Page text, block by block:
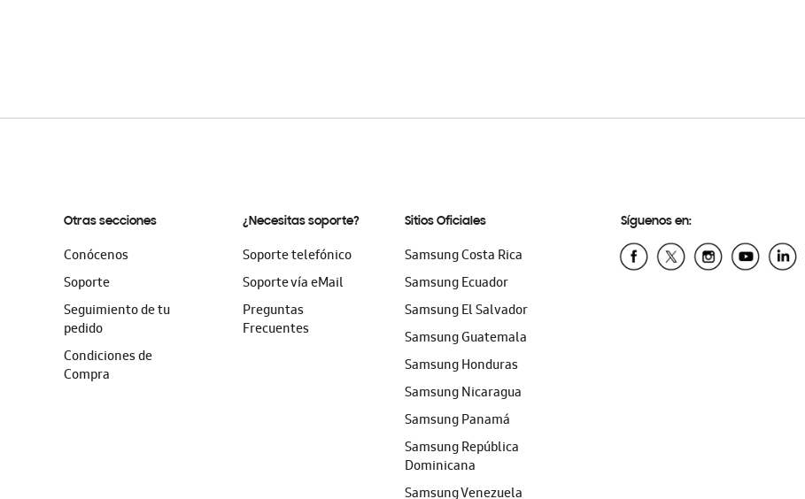
Otras secciones
Conócenos
Soporte
Seguimiento de tu
pedido
Condiciones de
Compra
¿Necesitas soporte?
Soporte telefónico
Soporte vía eMail
Preguntas
Frecuentes
Sitios Oficiales
Samsung Costa Rica
Samsung Ecuador
Samsung El Salvador
Samsung Guatemala
Samsung Honduras
Samsung Nicaragua
Samsung Panamá
Samsung República
Dominicana
Samsung Venezuela
Síguenos en: